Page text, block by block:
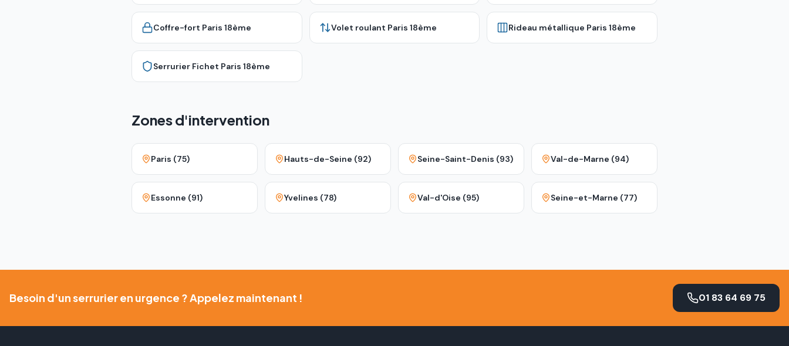
Coffre-fort Paris 18ème Volet roulant Paris 18ème Rideau métallique Paris 18ème
Serrurier Fichet Paris 18ème
Zones d'intervention
Paris (75) Hauts-de-Seine (92) Seine-Saint-Denis (93) Val-de-Marne (94)
Essonne (91) Yvelines (78) Val-d'Oise (95) Seine-et-Marne (77)
Besoin d'un serrurier en urgence ? Appelez maintenant ! 01 83 64 69 75